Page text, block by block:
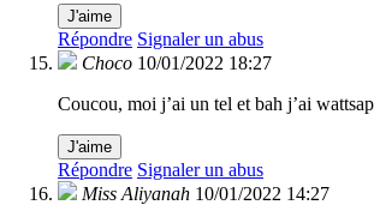
J'aime
Répondre Signaler un abus
Choco 10/01/2022 18:27
Coucou, moi j’ai un tel et bah j’ai
J'aime
Répondre Signaler un abus
Miss Aliyanah 10/01/2022 14:27